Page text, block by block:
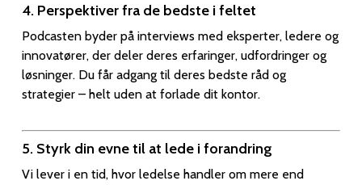
4. Perspektiver fra de bedste i feltet
Podcasten byder på interviews med eksperter, ledere og
innovatører, der deler deres erfaringer, udfordringer og
løsninger. Du får adgang til deres bedste råd og
strategier – helt uden at forlade dit kontor.
5. Styrk din evne til at lede i forandring
Vi lever i en tid, hvor ledelse handler om mere end